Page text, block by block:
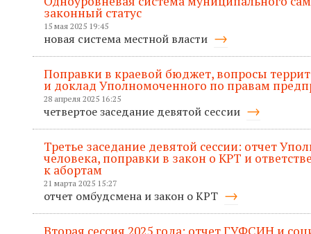
законный статус
15 мая 2025 19:45
новая система местной власти
Поправки в краевой бюджет, вопросы
и доклад Уполномоченного по правам
28 апреля 2025 16:25
четвертое заседание девятой сессии
Третье заседание девятой сессии: отчет
человека, поправки в закон о КРТ и
к абортам
21 марта 2025 15:27
отчет омбудсмена и закон о КРТ
Вторая сессия 2025 года: отчет ГУФСИН и